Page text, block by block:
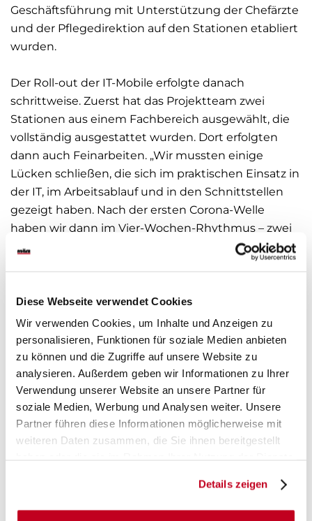
Diese Webseite verwendet Cookies
Wir verwenden Cookies, um Inhalte und Anzeigen zu
personalisieren, Funktionen für soziale Medien anbieten
zu können und die Zugriffe auf unsere Website zu
analysieren. Außerdem geben wir Informationen zu Ihrer
Verwendung unserer Website an unsere Partner für
soziale Medien, Werbung und Analysen weiter. Unsere
Partner führen diese Informationen möglicherweise mit
weiteren Daten zusammen, die Sie ihnen bereitgestellt
Details zeigen
Geschäftsführung mit Unterstützung der Chefärzte
und der Pflegedirektion auf den Stationen etabliert
wurden.
Der Roll-out der IT-Mobile erfolgte danach
schrittweise. Zuerst hat das Projektteam zwei
Stationen aus einem Fachbereich ausgewählt, die
vollständig ausgestattet wurden. Dort erfolgten
dann auch Feinarbeiten. „Wir mussten einige
Lücken schließen, die sich im praktischen Einsatz in
der IT, im Arbeitsablauf und in den Schnittstellen
gezeigt haben. Nach der ersten Corona-Welle
haben wir dann im Vier-Wochen-Rhythmus – zwei
Wochen Schulung, eine Woche mit
Einführungsbegleitung durch den März Service,
Mobilen ausgestattet“, beschreibt Kellermann die
intensive Einführungsphase.
Heute sind rund 200 IT-Mobile von März auf den
Normalstationen, den Intensivstationen, der
Anästhesie, der zentralen Notaufnahme und der
Intermediate Care der RoMed Kliniken im Einsatz.
Die Ärzte nutzen die März IT-Mobile bei der Visite,
für die Pflegekräfte sind sie